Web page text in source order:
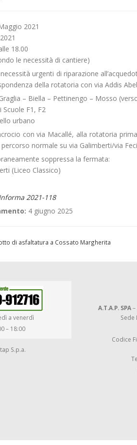
2021
18.00
le necessità di cantiere)
urgenti di riparazione
della rotatoria con via Addis
– Biella – Pettinengo – Mosso
F1, F2
urbano
con via Macallé, alla rotatoria
normale su via Galimberti/via
soppressa la fermata:
(Liceo Classico)
2021-118
4 giugno 2025
lotto di asfaltatura a Cossato Margherita
a venerdì
– 18:00
S.p.a.
A.T.A.P. SPA–
Sede
Codice